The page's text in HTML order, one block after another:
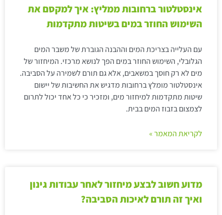
אינסטלטור ברחובות ממליץ: איך למקסם את
השימוש החוזר במים בשיטות מתקדמות
עם העלייה בצריכת המים וההבנה הגוברת של משבר המים
הגלובלי, השימוש החוזר במים הפך לנושא מרכזי. המיחזור של
מים לא רק חוסך במשאבים, אלא גם תורם לשמירה על הסביבה.
אינסטלטור מומלץ ברחובות מדגיש את החשיבות של יישום
שיטות מתקדמות למיחזור מים, ומזכיר כי כל אחד יכול לתרום
לצמצום בזבוז המים בבית.
לקריאת המאמר »
מדוע חשוב לבצע מיחזור לאחר עבודות גינון
ואיך זה תורם לאיכות הסביבה?